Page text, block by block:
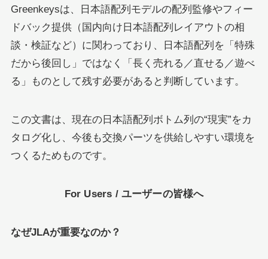
Greenkeysは、日本語配列モデルの配列監修やフィー
ドバック提供（国内向け日本語配列レイアウトの相
談・検証など）に関わっており、日本語配列を「特殊
だから後回し」ではなく「長く売れる／直せる／遊べ
る」ものとして残す必要があると判断しています。
この文書は、現在の日本語配列ボトム列の“現実”をカ
タログ化し、今後も交換パーツを供給しやすい環境を
つくるためものです。
For Users / ユーザーの皆様へ
なぜJLAが重要なのか？